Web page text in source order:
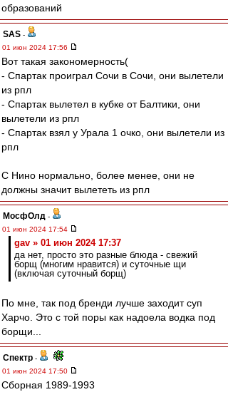
образований
SAS -
01 июн 2024 17:56
Вот такая закономерность(
- Спартак проиграл Сочи в Сочи, они вылетели
из рпл
- Спартак вылетел в кубке от Балтики, они
вылетели из рпл
- Спартак взял у Урала 1 очко, они вылетели из
рпл
С Нино нормально, более менее, они не
должны значит вылететь из рпл
МосфОлд -
01 июн 2024 17:54
gav » 01 июн 2024 17:37
да нет, просто это разные блюда - свежий
борщ (многим нравится) и суточные щи
(включая суточный борщ)
По мне, так под бренди лучше заходит суп
Харчо. Это с той поры как надоела водка под
борщи...
Спектр -
01 июн 2024 17:50
Сборная 1989-1993